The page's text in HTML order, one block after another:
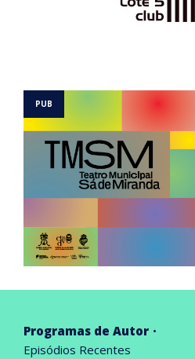
Programas de Autor
Episódios Recentes